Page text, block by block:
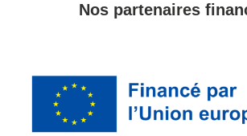
Nos partenaires